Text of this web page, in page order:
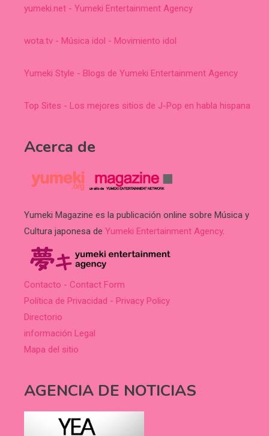
yumeki.net - Yumeki Entertainment Agency
wota.tv - Música idol - Movimiento idol
Yumeki Style - Blogs de Yumeki Entertainment Agency
Top Sites - Los mejores sitios de J-Pop en habla hispana
Acerca de
Yumeki Magazine es la publicación online sobre Música y
Cultura japonesa de Yumeki Entertainment Agency.
Contacto - Contact Form
Política de Privacidad - Privacy Policy
Directorio
información Legal
Mapa del sitio
AGENCIA DE NOTICIAS